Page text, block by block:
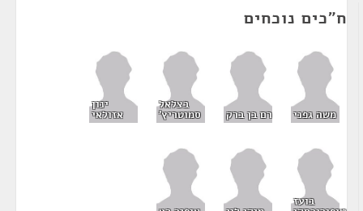
ח"כים נוכחים
משה גפני רם בן ברק
בצלאל
סמוטריץ'
ינון
אזולאי
בועז